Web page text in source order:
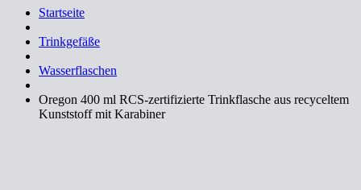
Startseite
Trinkgefäße
Wasserflaschen
Oregon 400 ml RCS-zertifizierte Trinkflasche aus recyceltem
Kunststoff mit Karabiner